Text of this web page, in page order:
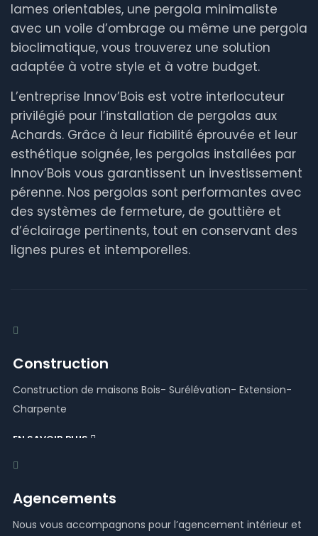
lames orientables, une pergola minimaliste
avec un voile d’ombrage ou même une pergola
bioclimatique, vous trouverez une solution
adaptée à votre style et à votre budget.
L’entreprise Innov’Bois est votre interlocuteur
privilégié pour l’installation de pergolas aux
Achards. Grâce à leur fiabilité éprouvée et leur
esthétique soignée, les pergolas installées par
Innov’Bois vous garantissent un investissement
pérenne. Nos pergolas sont performantes avec
des systèmes de fermeture, de gouttière et
d’éclairage pertinents, tout en conservant des
lignes pures et intemporelles.
Construction
Construction de maisons Bois- Surélévation- Extension-
Charpente
EN SAVOIR PLUS
Agencements
Nous vous accompagnons pour l’agencement intérieur et